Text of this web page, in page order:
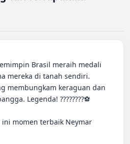
mereka di tanah sendiri.
membungkam keraguan dan
Legenda! ????????⚽️
momen terbaik Neymar